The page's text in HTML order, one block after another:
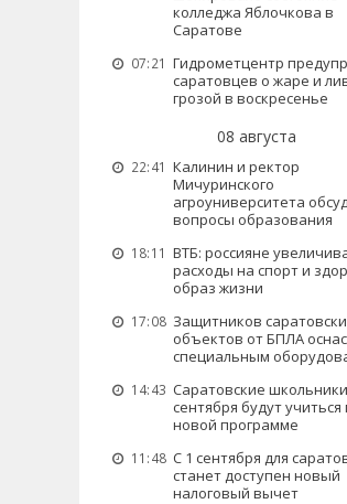
колледжа Яблочкова в
Саратове
07:21 Гидрометцентр
саратовцев о жаре и
грозой в воскресенье
08 августа
22:41 Калинин и ректор
Мичуринского
агроуниверситета
вопросы образования
18:11 ВТБ: россияне
расходы на спорт и
образ жизни
17:08 Защитников
объектов от БПЛА
специальным
14:43 Саратовские школьники
сентября будут учиться
новой программе
11:48 С 1 сентября для
станет доступен новый
налоговый вычет